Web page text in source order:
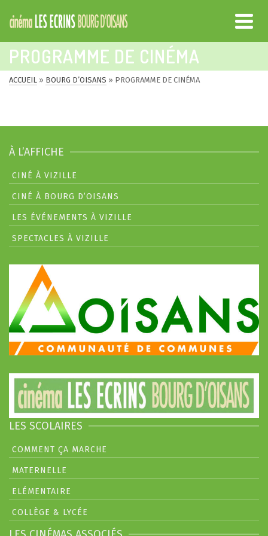
PROGRAMME DE CINÉMA
ACCUEIL » BOURG D’OISANS » PROGRAMME DE CINÉMA
À L’AFFICHE
CINÉ À VIZILLE
CINÉ À BOURG D’OISANS
LES ÉVÉNEMENTS À VIZILLE
SPECTACLES À VIZILLE
LES SCOLAIRES
COMMENT ÇA MARCHE
MATERNELLE
ELÉMENTAIRE
COLLÈGE & LYCÉE